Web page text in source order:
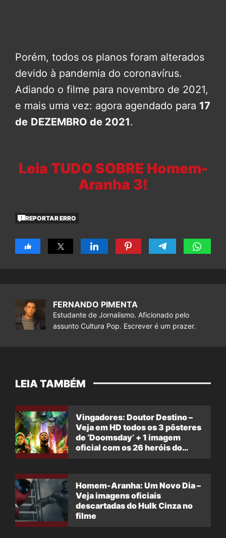
Porém, todos os planos foram alterados
devido à pandemia do coronavírus.
Adiando o filme para novembro de 2021,
e mais uma vez: agora agendado para 17
de DEZEMBRO de 2021.
Leia TUDO SOBRE Homem-
Aranha 3!
REPORTAR ERRO
FERNANDO PIMENTA
Estudante de Jornalismo. Aficionado pelo
assunto Cultura Pop. Escrever é um prazer.
LEIA TAMBÉM
Vingadores: Doutor Destino –
Veja em HD todos os 3 pôsteres
de ‘Doomsday’ + 1 imagem
oficial com os 26 heróis do
Homem-Aranha: Um Novo Dia –
Veja imagens oficiais
descartadas do Hulk Cinza no
filme